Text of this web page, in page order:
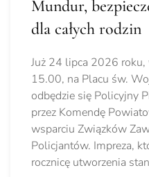
Mundur,
dla całych rodzin
Już 24 lipca 2026
15.00, na Placu św.
odbędzie się Policyjny
przez Komendę
wsparciu Związków
Policjantów. Impreza,
rocznicę utworzenia